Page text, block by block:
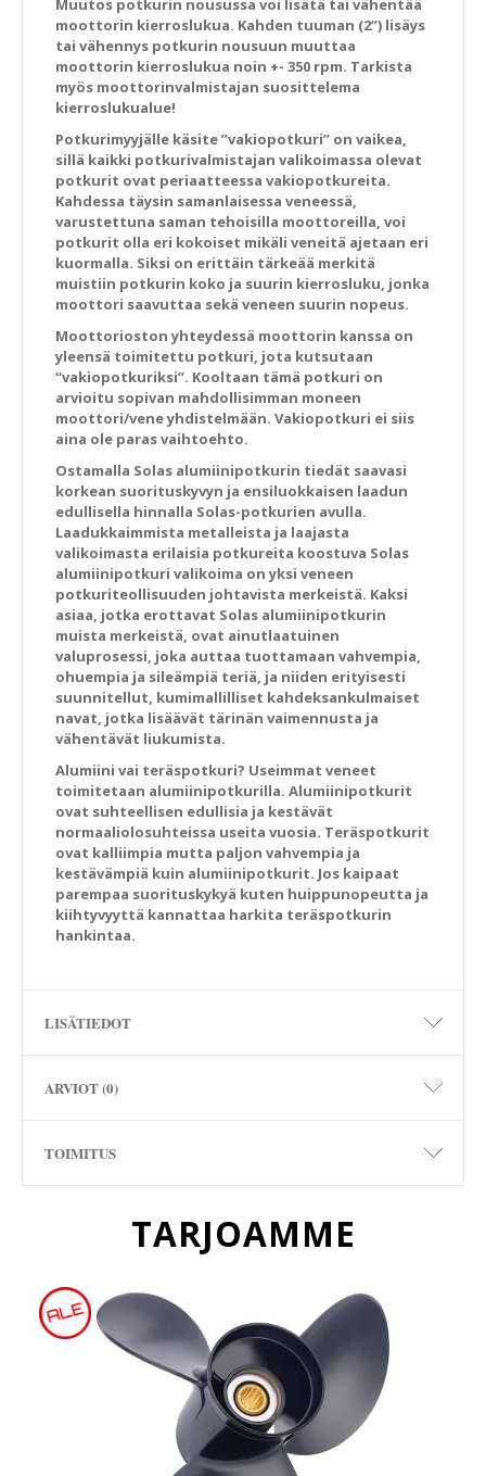
Muutos potkurin nousussa voi lisätä tai vähentää
moottorin kierroslukua. Kahden tuuman (2”) lisäys
tai vähennys potkurin nousuun muuttaa
moottorin kierroslukua noin +- 350 rpm. Tarkista
myös moottorinvalmistajan suosittelema
kierroslukualue!
Potkurimyyjälle käsite ”vakiopotkuri” on vaikea,
sillä kaikki potkurivalmistajan valikoimassa olevat
potkurit ovat periaatteessa vakiopotkureita.
Kahdessa täysin samanlaisessa veneessä,
varustettuna saman tehoisilla moottoreilla, voi
potkurit olla eri kokoiset mikäli veneitä ajetaan eri
kuormalla. Siksi on erittäin tärkeää merkitä
muistiin potkurin koko ja suurin kierrosluku, jonka
moottori saavuttaa sekä veneen suurin nopeus.
Moottorioston yhteydessä moottorin kanssa on
yleensä toimitettu potkuri, jota kutsutaan
“vakiopotkuriksi”. Kooltaan tämä potkuri on
arvioitu sopivan mahdollisimman moneen
moottori/vene yhdistelmään. Vakiopotkuri ei siis
aina ole paras vaihtoehto.
Ostamalla Solas alumiinipotkurin tiedät saavasi
korkean suorituskyvyn ja ensiluokkaisen laadun
edullisella hinnalla Solas-potkurien avulla.
Laadukkaimmista metalleista ja laajasta
valikoimasta erilaisia potkureita koostuva Solas
alumiinipotkuri valikoima on yksi veneen
potkuriteollisuuden johtavista merkeistä. Kaksi
asiaa, jotka erottavat Solas alumiinipotkurin
muista merkeistä, ovat ainutlaatuinen
valuprosessi, joka auttaa tuottamaan vahvempia,
ohuempia ja sileämpiä teriä, ja niiden erityisesti
suunnitellut, kumimallilliset kahdeksankulmaiset
navat, jotka lisäävät tärinän vaimennusta ja
vähentävät liukumista.
Alumiini vai teräspotkuri? Useimmat veneet
toimitetaan alumiinipotkurilla. Alumiinipotkurit
ovat suhteellisen edullisia ja kestävät
normaaliolosuhteissa useita vuosia. Teräspotkurit
ovat kalliimpia mutta paljon vahvempia ja
kestävämpiä kuin alumiinipotkurit. Jos kaipaat
parempaa suorituskykyä kuten huippunopeutta ja
kiihtyvyyttä kannattaa harkita teräspotkurin
hankintaa.
LISÄTIEDOT
ARVIOT (0)
TOIMITUS
TARJOAMME